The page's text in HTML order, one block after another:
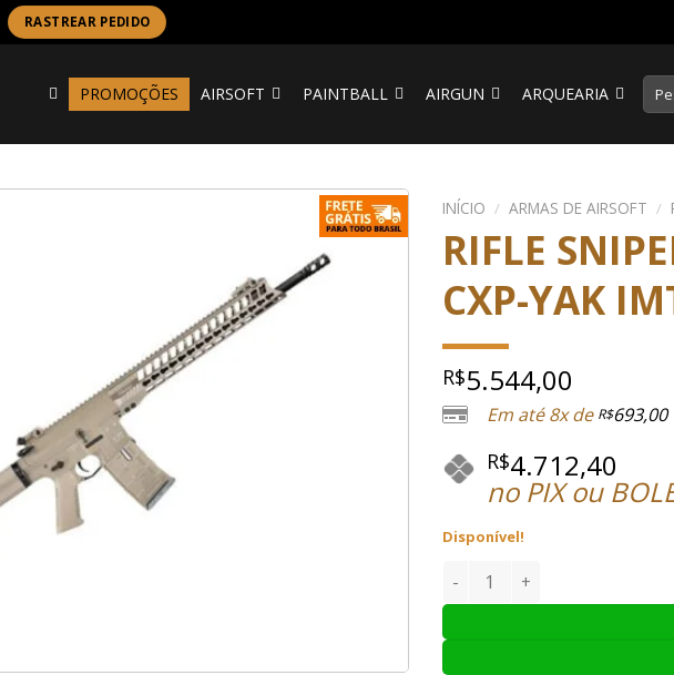
RASTREAR PEDIDO
PROMOÇÕES AIRSOFT PAINTBALL AIRGUN ARQUEARIA
por:
INÍCIO / ARMAS DE AIRSOFT /
RIFLE
CXP-YAK
R$5.544,00
Em até 8x de R$693,00
R$4.712,40
no PIX ou
Disponível!
RIFLE SNIPER AIRSOFT ICS